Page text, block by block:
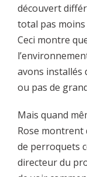
découvert
total pas
Ceci montre
avons installés
ou pas de
Mais quand
Rose montrent
de perroquets
directeur du